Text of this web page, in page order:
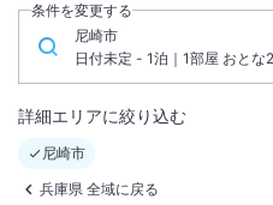
条件を変更する
尼崎市
日付未定 - 1泊｜1部屋 おとな
詳細エリアに絞り込む
尼崎市
兵庫県 全域に戻る